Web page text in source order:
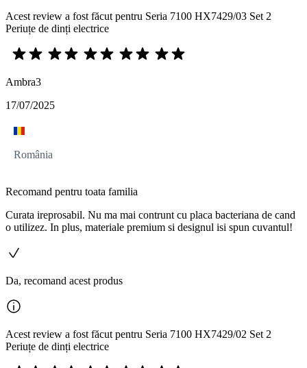
Acest review a fost făcut pentru Seria 7100 HX7429/03 Set 2
Periuțe de dinți electrice
Ambra3
17/07/2025
România
Recomand pentru toata familia
Curata ireprosabil. Nu ma mai contrunt cu placa bacteriana de cand
o utilizez. In plus, materiale premium si designul isi spun cuvantul!
Da, recomand acest produs
Acest review a fost făcut pentru Seria 7100 HX7429/02 Set 2
Periuțe de dinți electrice